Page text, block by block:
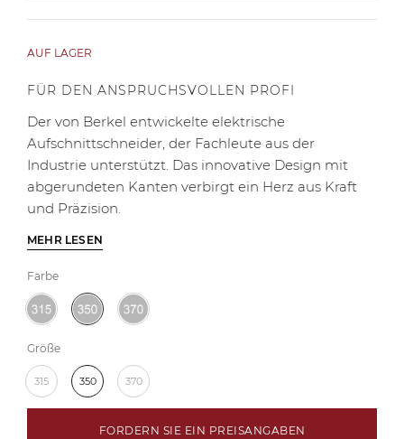
AUF LAGER
FÜR DEN ANSPRUCHSVOLLEN PROFI
Der von Berkel entwickelte elektrische
Aufschnittschneider, der Fachleute aus der
Industrie unterstützt. Das innovative Design mit
abgerundeten Kanten verbirgt ein Herz aus Kraft
und Präzision.
MEHR LESEN
Farbe
Größe
315 350 370
FORDERN SIE EIN PREISANGABEN